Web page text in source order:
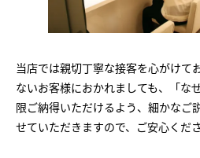
当店では親切丁寧な接客を心がけて
ないお客様におかれましても、「な
限ご納得いただけるよう、細かなご
せていただきますので、ご安心くだ